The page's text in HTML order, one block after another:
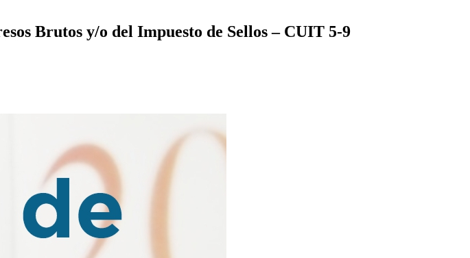
Brutos y/o del Impuesto de Sellos – CUIT 5-9